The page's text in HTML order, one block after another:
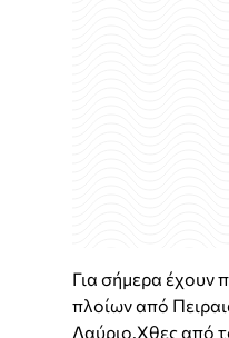
Για σήμερα έχουν
πλοίων από
Λαύριο.Χθες από